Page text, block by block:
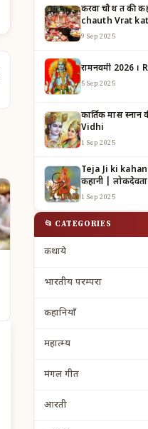
करवा चौथ व्रत की
chauth Vrat
9 Sep 2025
रामनवमी 2026 ।
5 Sep 2025
कार्तिक मास
Vidhi
1 Sep 2025
Teja Ji ki kahani 2025
कहानी | लोकदेवता
TEJAJI KI
1 Sep 2025
📂 CATEGORIES
कथाये
भारतीय परम्परा
कहानियाँ
महात्म्य
मंगल गीत
आरती